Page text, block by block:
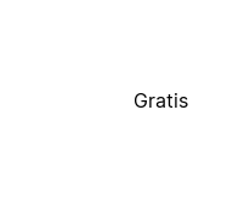
Gratis